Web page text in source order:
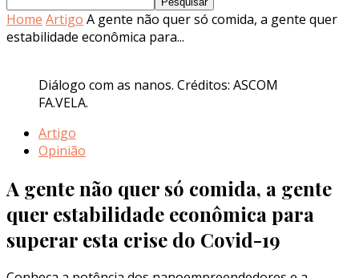
Home Artigo A gente não quer só comida, a gente quer
estabilidade econômica para...
Diálogo com as nanos. Créditos: ASCOM
FA.VELA.
Artigo
Opinião
A gente não quer só comida, a gente
quer estabilidade econômica para
superar esta crise do Covid-19